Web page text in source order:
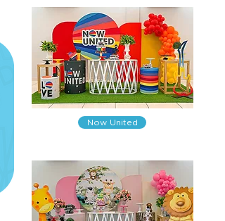
Now United